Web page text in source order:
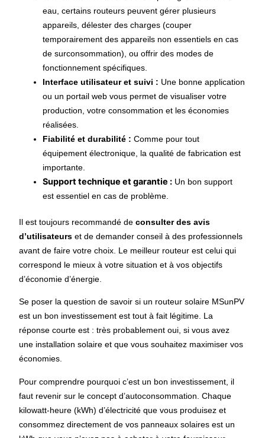
eau, certains routeurs peuvent gérer plusieurs
appareils, délester des charges (couper
temporairement des appareils non essentiels en cas
de surconsommation), ou offrir des modes de
fonctionnement spécifiques.
Interface utilisateur et suivi : Une bonne application
ou un portail web vous permet de visualiser votre
production, votre consommation et les économies
réalisées.
Fiabilité et durabilité : Comme pour tout
équipement électronique, la qualité de fabrication est
importante.
Support technique et garantie : Un bon support
est essentiel en cas de problème.
Il est toujours recommandé deconsulter des avis
d’utilisateurs et de demander conseil à des professionnels
avant de faire votre choix. Le meilleur routeur est celui qui
correspond le mieux à votre situation et à vos objectifs
d’économie d’énergie.
Se poser la question de savoir si un routeur solaire MSunPV
est un bon investissement est tout à fait légitime. La
réponse courte est : très probablement oui, si vous avez
une installation solaire et que vous souhaitez maximiser vos
économies.
Pour comprendre pourquoi c’est un bon investissement, il
faut revenir sur le concept d’autoconsommation. Chaque
kilowatt-heure (kWh) d’électricité que vous produisez et
consommez directement de vos panneaux solaires est un